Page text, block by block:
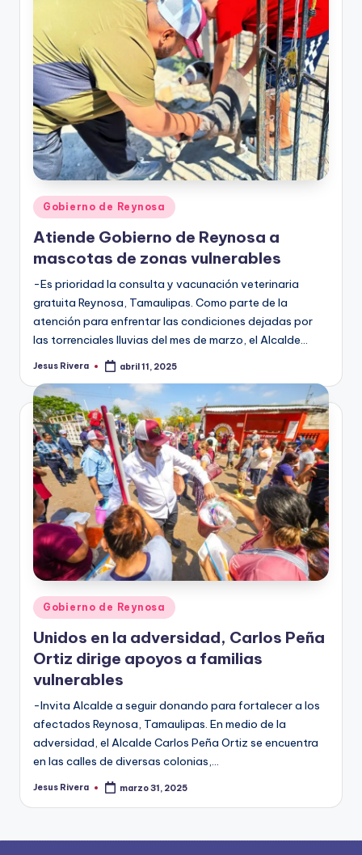
Publicado
en
Gobierno de Reynosa
Atiende Gobierno de Reynosa a
mascotas de zonas vulnerables
-Es prioridad la consulta y vacunación veterinaria
gratuita Reynosa, Tamaulipas. Como parte de la
atención para enfrentar las condiciones dejadas por
las torrenciales lluvias del mes de marzo, el Alcalde…
Publicado
Jesus Rivera abril 11, 2025
Publicado
en
Gobierno de Reynosa
Unidos en la adversidad, Carlos Peña
Ortiz dirige apoyos a familias
vulnerables
-Invita Alcalde a seguir donando para fortalecer a los
afectados Reynosa, Tamaulipas. En medio de la
adversidad, el Alcalde Carlos Peña Ortiz se encuentra
en las calles de diversas colonias,…
Publicado
Jesus Rivera marzo 31, 2025